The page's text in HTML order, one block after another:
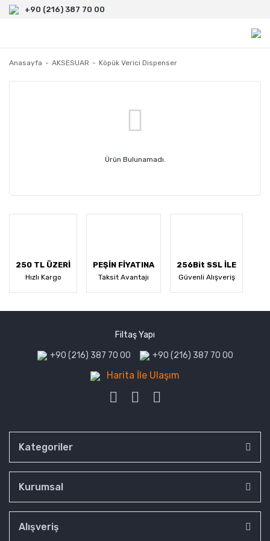
+90 (216) 387 70 00
Anasayfa AKSESUAR Köpük Verici Dispenser
Ürün Bulunamadı.
250 TL ÜZERİ
Hızlı Kargo
PEŞİN FİYATINA
Taksit Avantajı
256Bit SSL İLE
Güvenli Alışveriş
Filtaş Yapı
+90 (216) 387 70 00 +90 (216) 387 70 00
Harita İle Ulaşım
Kategoriler
Kurumsal
Alışveriş